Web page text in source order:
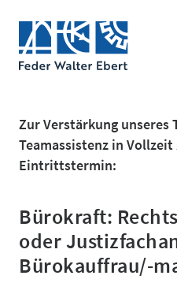
Zur Verstärkung unseres
Teamassistenz in
Eintrittstermin:
Bürokraft:
oder
Bürokauffrau/-